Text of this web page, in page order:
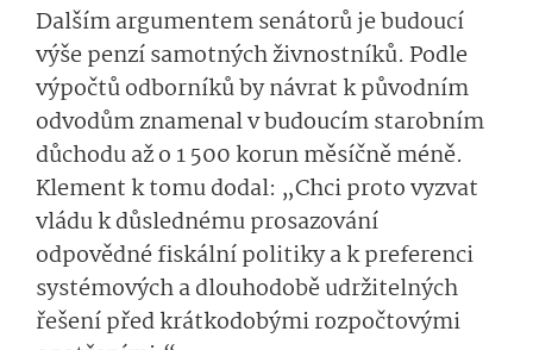
Dalším argumentem senátorů je budoucí
výše penzí samotných živnostníků. Podle
výpočtů odborníků by návrat k původním
odvodům znamenal v budoucím starobním
důchodu až o 1 500 korun měsíčně méně.
Klement k tomu dodal: „Chci proto vyzvat
vládu k důslednému prosazování
odpovědné fiskální politiky a k preferenci
systémových a dlouhodobě udržitelných
řešení před krátkodobými rozpočtovými